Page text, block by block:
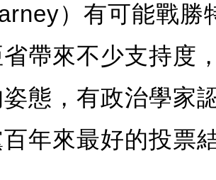
）有可能戰勝
帶來不少支持度
姿態，有政治學家
年來最好的投票